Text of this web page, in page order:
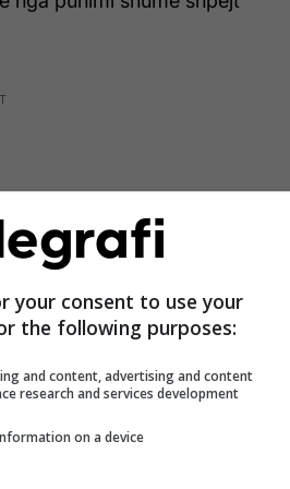
të Stacionit të
your consent to use your
the following purposes:
and content, advertising and content
research and services development
on a device